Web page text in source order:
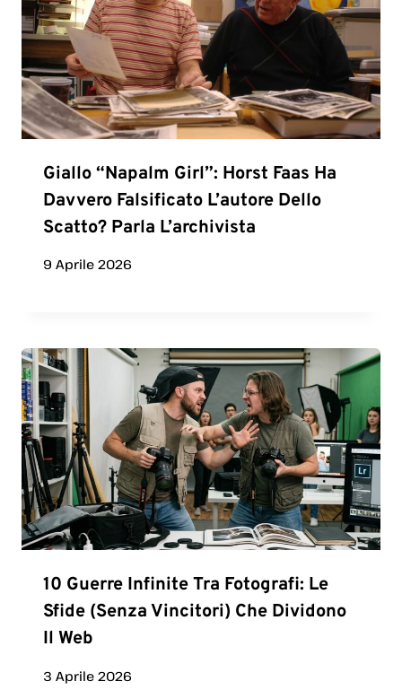
Giallo “Napalm Girl”: Horst Faas Ha
Davvero Falsificato L’autore Dello
Scatto? Parla L’archivista
9 Aprile 2026
10 Guerre Infinite Tra Fotografi: Le
Sfide (senza Vincitori) Che Dividono
Il Web
3 Aprile 2026